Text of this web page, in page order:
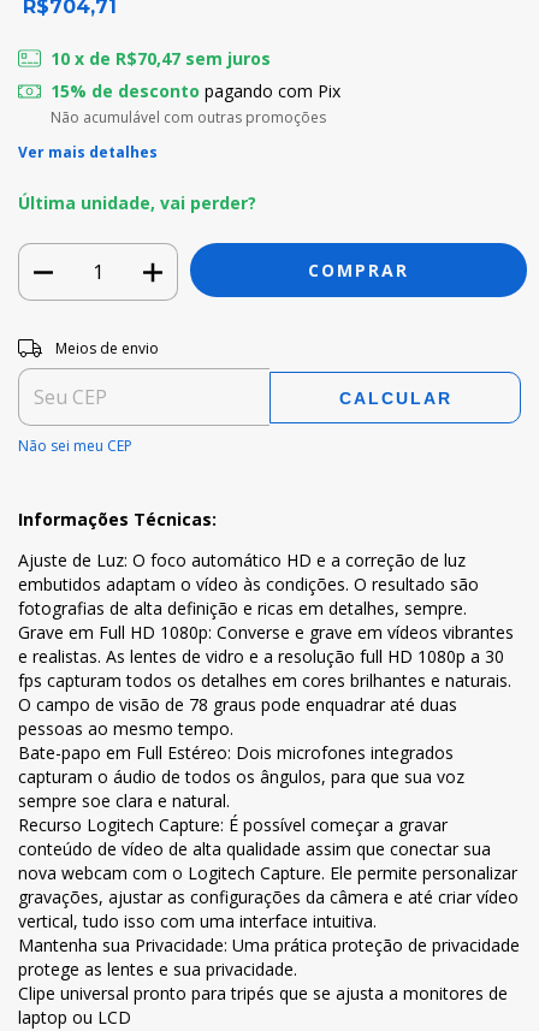
R$704,71
10 x de R$70,47 sem juros
15% de desconto pagando com Pix
Não acumulável com outras promoções
Ver mais detalhes
Última unidade, vai perder?
Entregas para o CEP:
Meios de envio
CALCULAR
Não sei meu CEP
Informações Técnicas:
Ajuste de Luz: O foco automático HD e a correção de luz
embutidos adaptam o vídeo às condições. O resultado são
fotografias de alta definição e ricas em detalhes, sempre.
Grave em Full HD 1080p: Converse e grave em vídeos vibrantes
e realistas. As lentes de vidro e a resolução full HD 1080p a 30
fps capturam todos os detalhes em cores brilhantes e naturais.
O campo de visão de 78 graus pode enquadrar até duas
pessoas ao mesmo tempo.
Bate-papo em Full Estéreo: Dois microfones integrados
capturam o áudio de todos os ângulos, para que sua voz
sempre soe clara e natural.
Recurso Logitech Capture: É possível começar a gravar
conteúdo de vídeo de alta qualidade assim que conectar sua
nova webcam com o Logitech Capture. Ele permite personalizar
gravações, ajustar as configurações da câmera e até criar vídeo
vertical, tudo isso com uma interface intuitiva.
Mantenha sua Privacidade: Uma prática proteção de privacidade
protege as lentes e sua privacidade.
Clipe universal pronto para tripés que se ajusta a monitores de
laptop ou LCD